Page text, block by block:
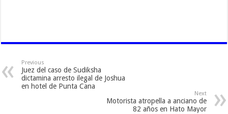
Previous
Juez del caso de Sudiksha
dictamina arresto ilegal de Joshua
en hotel de Punta Cana
Next
Motorista atropella a anciano de
82 años en Hato Mayor